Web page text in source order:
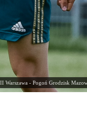
Warszawa - Pogoń Grodzisk